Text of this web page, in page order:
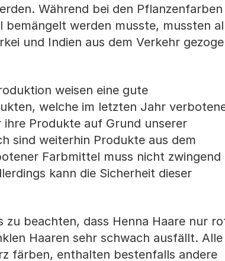
Während bei den Pflanzenfarben
werden musste, mussten
und Indien aus dem Verkehr
weisen eine gute
welche im letzten Jahr
Produkte auf Grund unserer
sind weiterhin Produkte aus dem
Farbmittel muss nicht zwingend
kann die Sicherheit dieser
beachten, dass Henna Haare nur
Haaren sehr schwach ausfällt. Alle
färben, enthalten bestenfalls andere